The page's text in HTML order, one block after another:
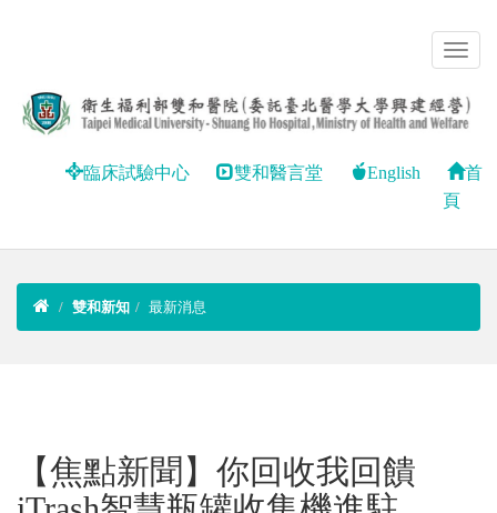
臨床試驗中心 雙和醫言堂 English
首
頁
雙和新知 最新消息
【焦點新聞】你回收我回饋